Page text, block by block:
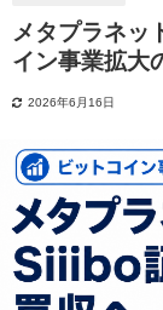
メタプラネッ
イン事業拡大
2026年6月16日